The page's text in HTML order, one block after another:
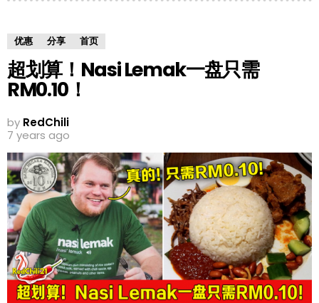
优惠 分享 首页
超划算！Nasi Lemak一盘只需
RM0.10！
by RedChili
7 years ago